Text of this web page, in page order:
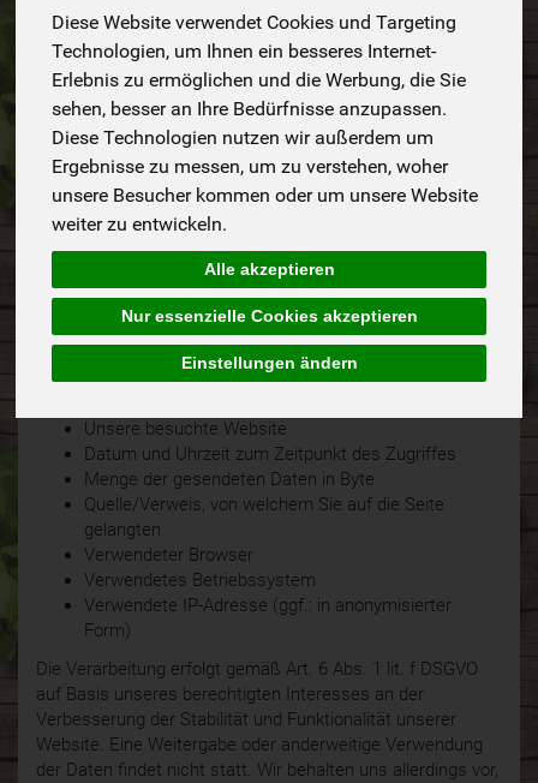
Diese Website verwendet Cookies und Targeting
Technologien, um Ihnen ein besseres Internet-
Erlebnis zu ermöglichen und die Werbung, die Sie
sehen, besser an Ihre Bedürfnisse anzupassen.
Diese Technologien nutzen wir außerdem um
Ergebnisse zu messen, um zu verstehen, woher
unsere Besucher kommen oder um unsere Website
weiter zu entwickeln.
Alle akzeptieren
Nur essenzielle Cookies akzeptieren
Einstellungen ändern
gemeinsam mit anderen über die Zwecke und Mittel der
Verarbeitung von personenbezogenen Daten entscheidet.
2) Datenerfassung beim
Besuch unserer Website
Bei der bloß informatorischen Nutzung unserer
anderweitig Informationen übermitteln, erheben wir nur
solche Daten, die Ihr Browser an den Seitenserver
übermittelt (sog. „Server-Logfiles“). Wenn Sie unsere
Website aufrufen, erheben wir die folgenden Daten, die für
uns technisch erforderlich sind, um Ihnen die Website
Unsere besuchte Website
Datum und Uhrzeit zum Zeitpunkt des Zugriffes
Menge der gesendeten Daten in Byte
Quelle/Verweis, von welchem Sie auf die Seite
gelangten
Verwendeter Browser
Verwendetes Betriebssystem
Verwendete IP-Adresse (ggf.: in anonymisierter
Form)
Die Verarbeitung erfolgt gemäß Art. 6 Abs. 1 lit. f DSGVO
auf Basis unseres berechtigten Interesses an der
Verbesserung der Stabilität und Funktionalität unserer
Website. Eine Weitergabe oder anderweitige Verwendung
der Daten findet nicht statt. Wir behalten uns allerdings vor,